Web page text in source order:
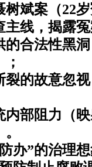
树斌案（22
主线，揭露冤
的合法性黑
裂的故意忽
内部阻力（
办”的治理